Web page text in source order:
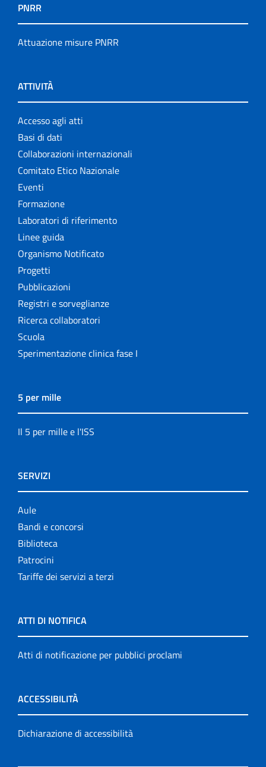
PNRR
Attuazione misure PNRR
ATTIVITÀ
Accesso agli atti
Basi di dati
Collaborazioni internazionali
Comitato Etico Nazionale
Eventi
Formazione
Laboratori di riferimento
Linee guida
Organismo Notificato
Progetti
Pubblicazioni
Registri e sorveglianze
Ricerca collaboratori
Scuola
Sperimentazione clinica fase I
5 per mille
Il 5 per mille e l'ISS
SERVIZI
Aule
Bandi e concorsi
Biblioteca
Patrocini
Tariffe dei servizi a terzi
ATTI DI NOTIFICA
Atti di notificazione per pubblici proclami
ACCESSIBILITÀ
Dichiarazione di accessibilità